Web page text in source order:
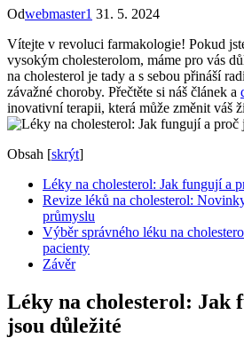
Odwebmaster1 31. 5. 2024
Vítejte v revoluci farmakologie! Pokud
vysokým cholesterolom, máme pro vás
na cholesterol je tady a s sebou přináší
závažné choroby. Přečtěte si náš článek a
inovativní terapii, která může změnit váš
Obsah [skrýt]
Léky na cholesterol: Jak fungují a
Revize léků na cholesterol:
průmyslu
Výběr správného léku na
pacienty
Závěr
Léky na cholesterol: Jak
jsou důležité